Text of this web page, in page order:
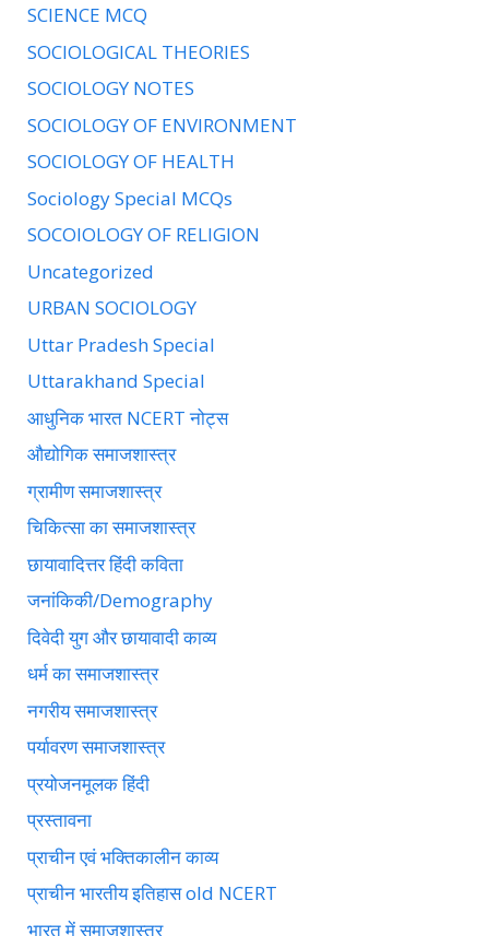
SCIENCE MCQ
SOCIOLOGICAL THEORIES
SOCIOLOGY NOTES
SOCIOLOGY OF ENVIRONMENT
SOCIOLOGY OF HEALTH
Sociology Special MCQs
SOCOIOLOGY OF RELIGION
Uncategorized
URBAN SOCIOLOGY
Uttar Pradesh Special
Uttarakhand Special
आधुनिक भारत NCERT नोट्स
औद्योगिक समाजशास्त्र
ग्रामीण समाजशास्त्र
चिकित्सा का समाजशास्त्र
छायावादित्तर हिंदी कविता
जनांकिकी/Demography
दिवेदी युग और छायावादी काव्य
धर्म का समाजशास्त्र
नगरीय समाजशास्त्र
पर्यावरण समाजशास्त्र
प्रयोजनमूलक हिंदी
प्रस्तावना
प्राचीन एवं भक्तिकालीन काव्य
प्राचीन भारतीय इतिहास old NCERT
भारत में समाजशास्त्र